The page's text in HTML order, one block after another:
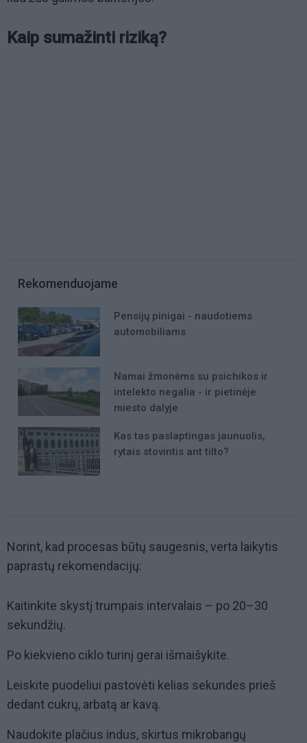
Kaip sumažinti riziką?
Rekomenduojame
Pensijų pinigai - naudotiems
automobiliams
Namai žmonėms su psichikos ir
intelekto negalia - ir pietinėje
miesto dalyje
Kas tas paslaptingas jaunuolis,
rytais stovintis ant tilto?
Norint, kad procesas būtų saugesnis, verta laikytis
paprastų rekomendacijų:
Kaitinkite skystį trumpais intervalais – po 20–30
sekundžių.
Po kiekvieno ciklo turinį gerai išmaišykite.
Leiskite puodeliui pastovėti kelias sekundes prieš
dedant cukrų, arbatą ar kavą.
Naudokite plačius indus, skirtus mikrobangų